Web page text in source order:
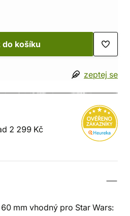
do košíku
zeptej se
2 299 Kč
mm vhodný pro Star Wars: